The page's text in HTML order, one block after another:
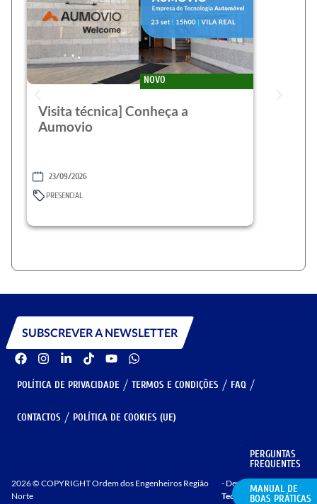
NOVO
Visita técnica] Conheça a
Aumovio
23/09/2026
PRESENCIAL
PERGUNTAS
FREQUENTES
MANUAL DE
BOAS PRÁTICAS
SUBSCREVER A NEWSLETTER
POLÍTICA DE PRIVACIDADE TERMOS E CONDIÇÕES FAQ
CONTACTOS POLÍTICA DE COOKIES (UE)
GERIR COOKIES
2026 © COPYRIGHT Ordem dos Engenheiros Região
Norte
- Developed by
Techy.pt